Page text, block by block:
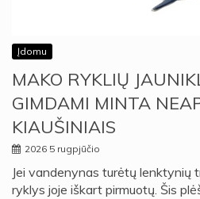
Įdomu
MAKO RYKLIŲ
GIMDAMI MINTA
KIAUŠINIAIS
2026 5 rugpjūčio
Jei vandenynas turėtų lenktynių
ryklys joje iškart pirmuotų. Šis